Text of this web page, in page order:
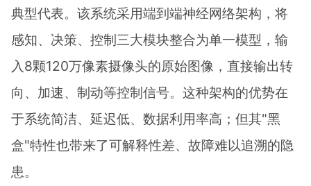
典型代表。该系统采用端到端神经网络架构，将
感知、决策、控制三大模块整合为单一模型，输
入8颗120万像素摄像头的原始图像，直接输出转
向、加速、制动等控制信号。这种架构的优势在
于系统简洁、延迟低、数据利用率高；但其"黑
盒"特性也带来了可解释性差、故障难以追溯的隐
患。